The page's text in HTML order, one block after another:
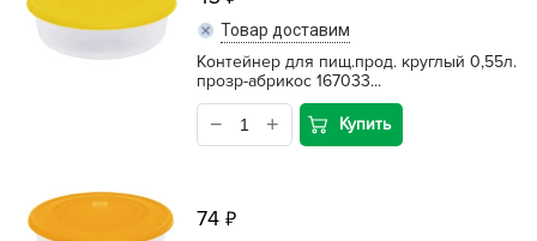
Товар доставим
Контейнер для пищ.прод. круглый 0,55л.
прозр-абрикос 167033...
Купить
74